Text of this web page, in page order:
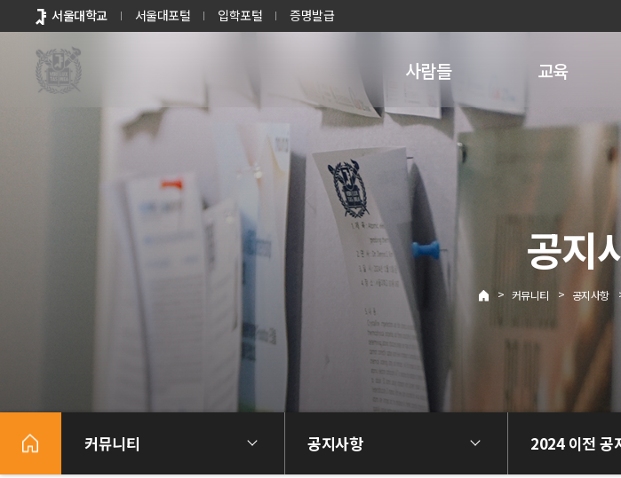
바로가기
메뉴
서울대학교 서울대포털 입학포털 증명발급
사람들 교육
공지
> 커뮤니티 > 공지사항
커뮤니티 공지사항 2024 이전 공